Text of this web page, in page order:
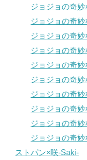
ジョジョの奇
ジョジョの奇
ジョジョの奇
ジョジョの奇
ジョジョの奇
ジョジョの奇
ジョジョの奇
ジョジョの奇妙
ジョジョの奇
ジョジョの奇
ストパン×咲-Saki-